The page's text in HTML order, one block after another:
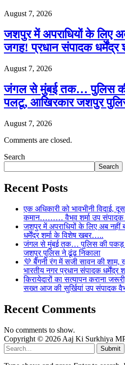
August 7, 2026
जशपुर में अपराधियों के लिए
जगह! प्रधान संपादक
August 7, 2026
जंगल से मुंबई तक… पुलिस
पलटू, आखिरकार जशपुर
August 7, 2026
Comments are closed.
Search
Search
Recent Posts
एक अधिकारी को भावभीनी विदाई,
कमान……… वैभव शर्मा उप संपादक
जशपुर में अपराधियों के लिए अब नहीं
धर्मेंद्र शर्मा के विशेष खबर…..
जंगल से मुंबई तक… पुलिस की पकड़
जशपुर पुलिस ने ढूंढ निकाला
💜 बैंगनी रंग में सजी सावन की
भारतीय नगर प्रधान संपादक धर्मेंद्र
किरायेदारों का सत्यापन कराना
सख्त आज की सुर्खियां उप संपादक
Recent Comments
No comments to show.
Copyright © 2026 Aaj Ki Surkhiya
Submit